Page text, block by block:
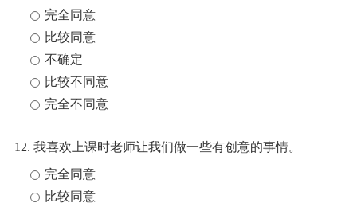
完全同意
比较同意
不确定
比较不同意
完全不同意
12. 我喜欢上课时老师让我们做一些有创意的事情。
完全同意
比较同意